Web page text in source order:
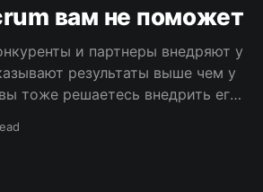
чтобы уменьшить TTM (time to
вам не поможет
и партнеры внедряют у
результаты выше чем у
тоже решаетесь внедрить его
он принесет больше
в которых скрам помешает